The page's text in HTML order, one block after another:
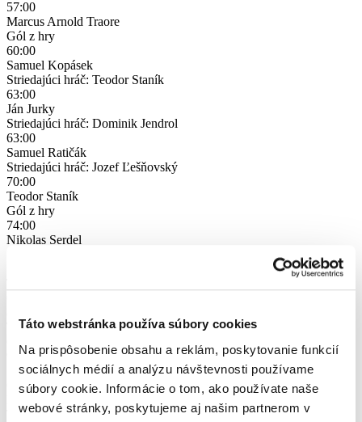
Táto webstránka používa súbory cookies
Na prispôsobenie obsahu a reklám, poskytovanie funkcií
sociálnych médií a analýzu návštevnosti používame
súbory cookie. Informácie o tom, ako používate naše
webové stránky, poskytujeme aj našim partnerom v
57:00
Marcus Arnold Traore
Gól z hry
60:00
Samuel Kopásek
Striedajúci hráč: Teodor Staník
63:00
Ján Jurky
Striedajúci hráč: Dominik Jendrol
63:00
Samuel Ratičák
Striedajúci hráč: Jozef Ľešňovský
70:00
Teodor Staník
Gól z hry
74:00
Nikolas Serdel
Timotej Hranica
90:00
Samuel Ďatko
Gól z hry
17:15
TJ Sokol Zubrohlava